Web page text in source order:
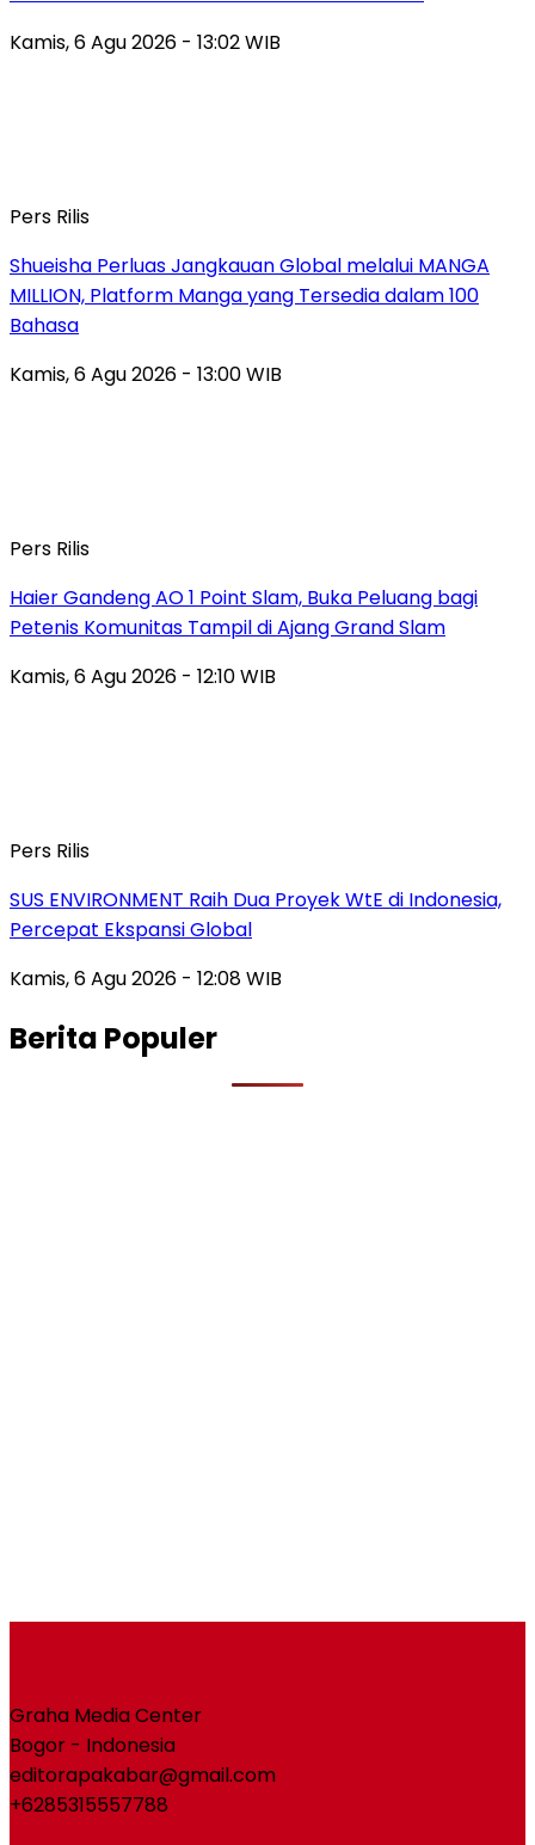
Kamis, 6 Agu 2026 - 13:02 WIB
Pers Rilis
Shueisha Perluas Jangkauan Global melalui MANGA
MILLION, Platform Manga yang Tersedia dalam 100
Bahasa
Kamis, 6 Agu 2026 - 13:00 WIB
Pers Rilis
Haier Gandeng AO 1 Point Slam, Buka Peluang bagi
Petenis Komunitas Tampil di Ajang Grand Slam
Kamis, 6 Agu 2026 - 12:10 WIB
Pers Rilis
SUS ENVIRONMENT Raih Dua Proyek WtE di Indonesia,
Percepat Ekspansi Global
Kamis, 6 Agu 2026 - 12:08 WIB
Berita Populer
Graha Media Center
Bogor - Indonesia
editorapakabar@gmail.com
+6285315557788